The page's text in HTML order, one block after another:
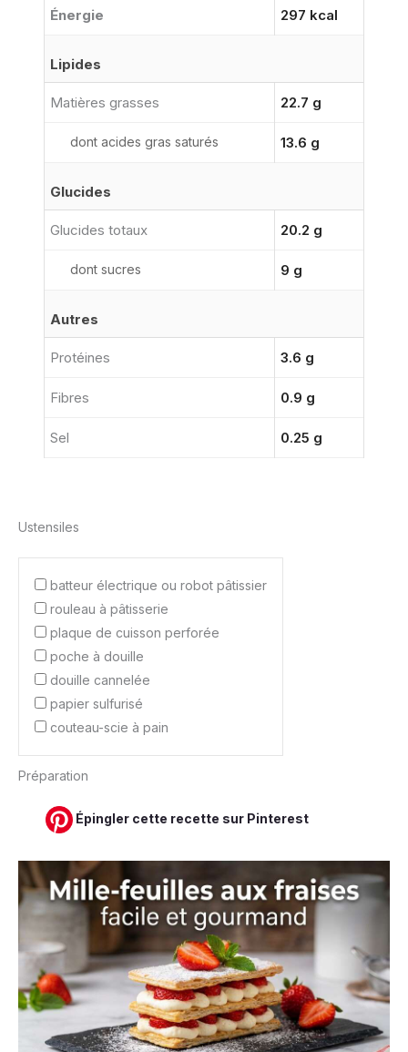
Énergie 297 kcal
Lipides
Matières grasses 22.7 g
dont acides gras saturés 13.6 g
Glucides
Glucides totaux 20.2 g
dont sucres 9 g
Autres
Protéines 3.6 g
Fibres 0.9 g
Sel 0.25 g
Ustensiles
batteur électrique ou robot pâtissier
rouleau à pâtisserie
plaque de cuisson perforée
poche à douille
douille cannelée
papier sulfurisé
couteau-scie à pain
Préparation
Épingler cette recette sur Pinterest